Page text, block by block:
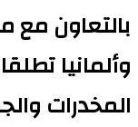
بالتعاون مع
وألمانيا
المخدرات